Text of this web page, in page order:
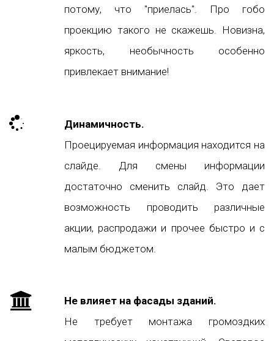
потому, что "приелась". Про гобо
проекцию такого не скажешь. Новизна,
яркость, необычность особенно
привлекает внимание!
Динамичность.
Проецируемая информация находится на
слайде. Для смены информации
достаточно сменить слайд. Это дает
возможность проводить различные
акции, распродажи и прочее быстро и с
малым бюджетом.
Не влияет на фасады зданий.
Не требует монтажа громоздких